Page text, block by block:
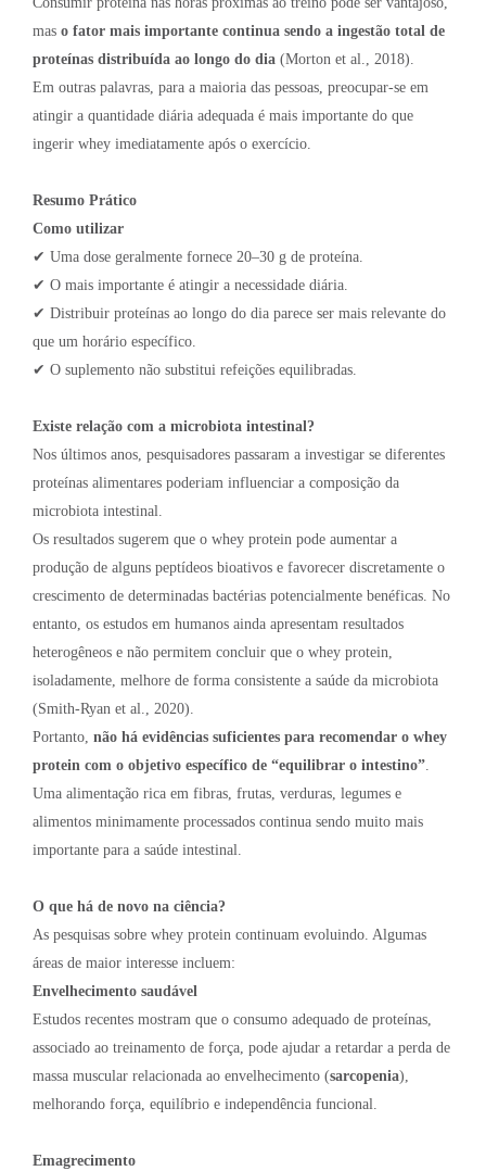
mas o fator mais importante continua sendo a ingestão total de
proteínas distribuída ao longo do dia (Morton et al., 2018).
Em outras palavras, para a maioria das pessoas, preocupar-se em
atingir a quantidade diária adequada é mais importante do que
ingerir whey imediatamente após o exercício.
Resumo Prático
Como utilizar
✔ Uma dose geralmente fornece 20–30 g de proteína.
✔ O mais importante é atingir a necessidade diária.
✔ Distribuir proteínas ao longo do dia parece ser mais relevante do
que um horário específico.
✔ O suplemento não substitui refeições equilibradas.
Existe relação com a microbiota intestinal?
Nos últimos anos, pesquisadores passaram a investigar se diferentes
proteínas alimentares poderiam influenciar a composição da
microbiota intestinal.
Os resultados sugerem que o whey protein pode aumentar a
produção de alguns peptídeos bioativos e favorecer discretamente o
crescimento de determinadas bactérias potencialmente benéficas. No
entanto, os estudos em humanos ainda apresentam resultados
heterogêneos e não permitem concluir que o whey protein,
isoladamente, melhore de forma consistente a saúde da microbiota
(Smith-Ryan et al., 2020).
Portanto, não há evidências suficientes para recomendar o whey
protein com o objetivo específico de “equilibrar o intestino”
Uma alimentação rica em fibras, frutas, verduras, legumes e
alimentos minimamente processados continua sendo muito mais
importante para a saúde intestinal.
O que há de novo na ciência?
As pesquisas sobre whey protein continuam evoluindo. Algumas
áreas de maior interesse incluem:
Envelhecimento saudável
Estudos recentes mostram que o consumo adequado de proteínas,
associado ao treinamento de força, pode ajudar a retardar a perda de
massa muscular relacionada ao envelhecimento (sarcopenia),
melhorando força, equilíbrio e independência funcional.
Emagrecimento